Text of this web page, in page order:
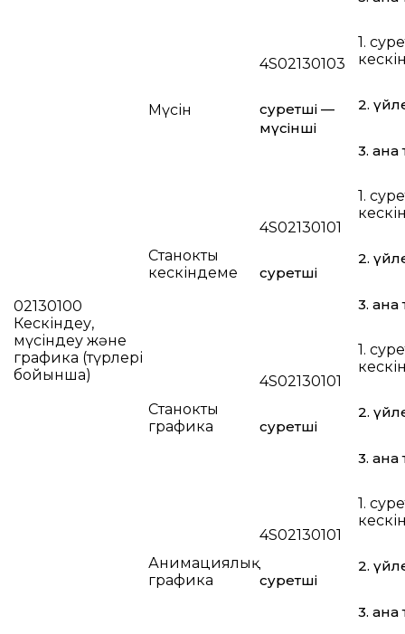
02130100
Кескіндеу,
мүсіндеу және
графика (түрлері
бойынша)
Мүсін
4S02130103
суретші —
мүсінші
1.
2.
3. ана
Станокты
кескіндеме
4S02130101
суретші
1.
2.
3. ана
Станокты
графика
4S02130101
суретші
1.
2.
3. ана
Анимациялық
графика
4S02130101
суретші
1.
2.
3. ана